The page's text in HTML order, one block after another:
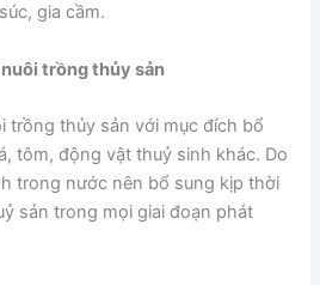
gia cầm.
trồng thủy sản
trồng thủy sản với mục đích bổ
tôm, động vật thuỷ sinh khác. Do
trong nước nên bổ sung kịp thời
sản trong mọi giai đoạn phát